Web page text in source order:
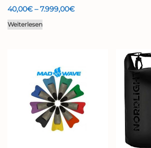
40,00€ –7.999,00€Preisspanne:
Weiterlesen